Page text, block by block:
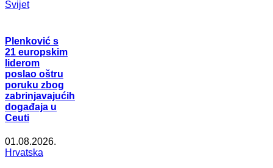
Svijet
Plenković s
21 europskim
liderom
poslao oštru
poruku zbog
zabrinjavajućih
događaja u
Ceuti
01.08.2026.
Hrvatska